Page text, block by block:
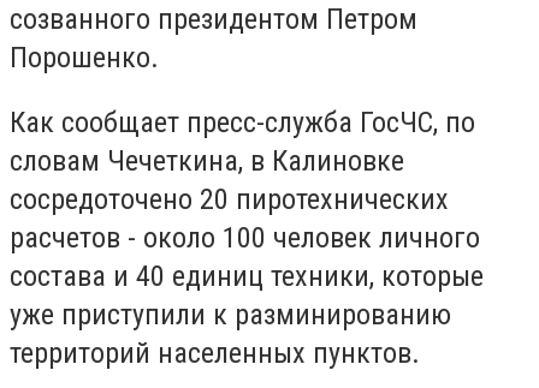
созванного президентом Петром
Порошенко.
Как сообщает пресс-служба ГосЧС, по
словам Чечеткина, в Калиновке
сосредоточено 20 пиротехнических
расчетов - около 100 человек личного
состава и 40 единиц техники, которые
уже приступили к разминированию
территорий населенных пунктов.